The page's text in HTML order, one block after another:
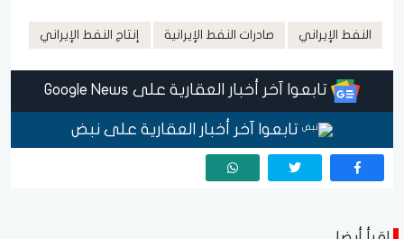
النفط الإيراني صادرات النفط الإيرانية إنتاج النفط الإيراني
تابعوا آخر أخبار العقارية على Google News
تابعوا آخر أخبار العقارية على نبض